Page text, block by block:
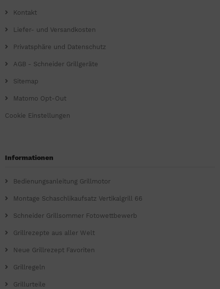
Kontakt
Liefer- und Versandkosten
Privatsphäre und Datenschutz
AGB - Schneider Grillgeräte
Sitemap
Matomo Opt-Out
Cookie Einstellungen
Informationen
Bedienungsanleitung Grillmotor
Montage Schaschlikaufsatz Vertikalgrill 66
Schneider Grillsommer Fotowettbewerb
Grillrezepte aus aller Welt
Neue Grillrezept Favoriten
Grillregeln
Grillurteile